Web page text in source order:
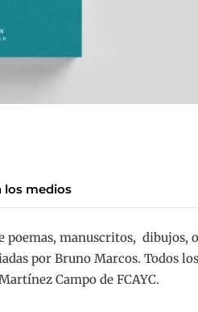
los medios
poemas, manuscritos, dibujos,
por Bruno Marcos. Todos
Campo de FCAYC.